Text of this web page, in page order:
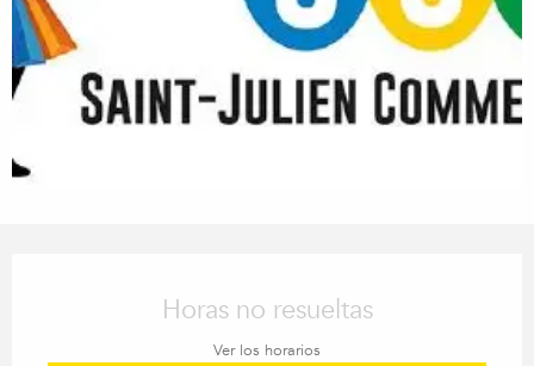
Horas no resueltas
Ver los horarios